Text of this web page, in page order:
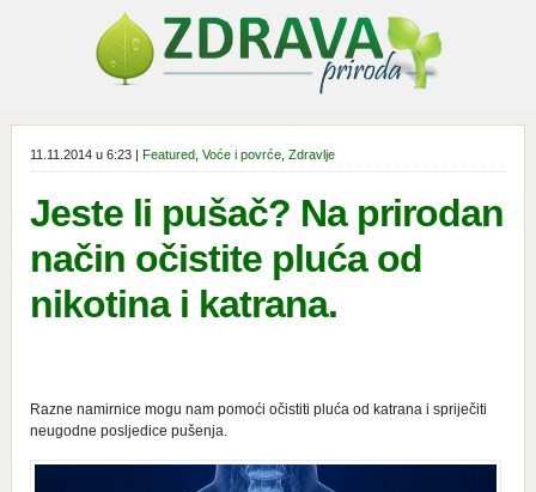
11.11.2014 u 6:23 | Featured, Voće i povrće, Zdravlje
Jeste li pušač? Na prirodan
način očistite pluća od
nikotina i katrana.
Razne namirnice mogu nam pomoći očistiti pluća od katrana i spriječiti
neugodne posljedice pušenja.